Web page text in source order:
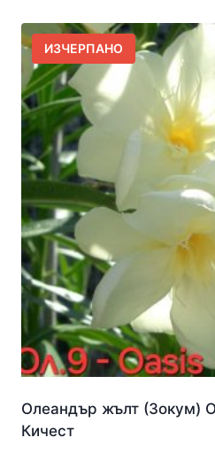
ИЗЧЕРПАНО
Олеандър жълт (Зокум)
Кичест